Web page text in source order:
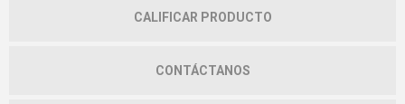
CALIFICAR PRODUCTO
CONTÁCTANOS